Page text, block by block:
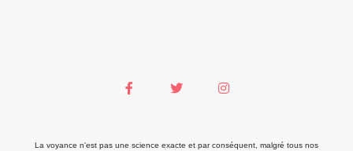
La voyance n'est pas une science exacte et par conséquent, malgré tous nos